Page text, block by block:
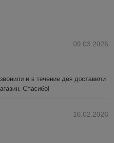
09.03.2026
и в течение дея доставили
Спасибо!
16.02.2026